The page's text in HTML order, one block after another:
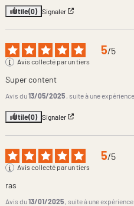
Utile(0) Signaler
5/5
Avis collecté par un tiers
Super content
Avis du13/05/2025 , suite à une
Utile(0) Signaler
5/5
Avis collecté par un tiers
ras
Avis du13/01/2025 , suite à une